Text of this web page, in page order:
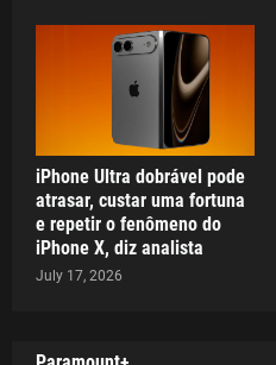
iPhone Ultra dobrável pode
atrasar, custar uma fortuna
e repetir o fenômeno do
iPhone X, diz analista
July 17, 2026